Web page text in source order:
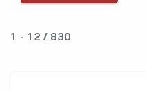
1 - 12 / 830